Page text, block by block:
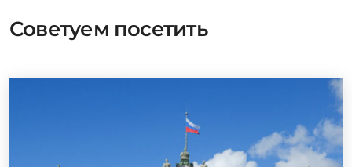
Советуем посетить